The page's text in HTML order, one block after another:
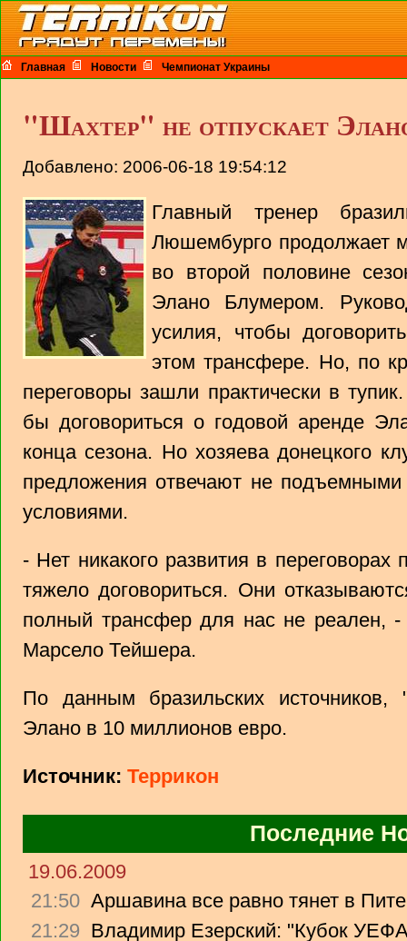
Главная Новости Чемпионат Украины
"Шахтер" не отпускает
Добавлено: 2006-06-18 19:54:12
Главный тренер
Люшембурго продолжает
во второй половине
Элано Блумером.
усилия, чтобы
этом трансфере. Но, по
переговоры зашли практически в
бы договориться о годовой аренде
конца сезона. Но хозяева донецкого
предложения отвечают не
условиями.
- Нет никакого развития в
тяжело договориться. Они
полный трансфер для нас не реален, -
Марсело Тейшера.
По данным бразильских источников,
Элано в 10 миллионов евро.
Источник: Террикон
Последние
19.06.2009
21:50 Аршавина все равно тянет в
21:29 Владимир Езерский: "Кубок